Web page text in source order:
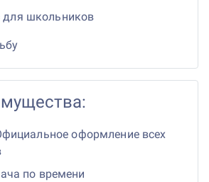
для школьников
оформление всех
по времени